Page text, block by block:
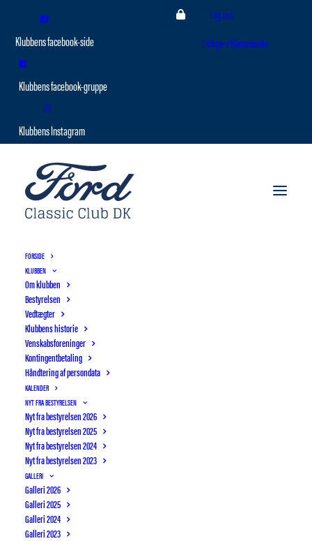
Log ind
Tidligere hjemmeside
FORSIDE
KLUBBEN
Om klubben
Bestyrelsen
Vedtægter
Klubbens historie
Venskabsforeninger
Kontingentbetaling
Håndtering af persondata
KALENDER
NYT FRA BESTYRELSEN
Nyt fra bestyrelsen 2026
Nyt fra bestyrelsen 2025
Nyt fra bestyrelsen 2024
Nyt fra bestyrelsen 2023
GALLERI
Galleri 2026
Galleri 2025
Galleri 2024
Galleri 2023